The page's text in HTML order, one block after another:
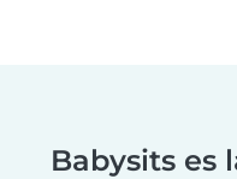
Babysits es